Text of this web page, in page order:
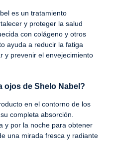
es un tratamiento
y proteger la salud
con colágeno y otros
ayuda a reducir la fatiga
y prevenir el envejecimiento
ojos de Shelo Nabel?
en el contorno de los
completa absorción.
y por la noche para obtener
una mirada fresca y radiante